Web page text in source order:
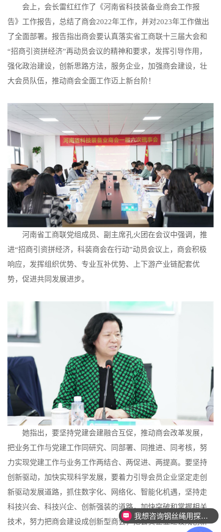
会上，会长雷红红作了《河南省科技装备业商会工作报
告》工作报告，总结了商会2022年工作，并对2023年工作做出
了全面部署。报告指出商会要认真落实省工商联十三届大会和
“招商引资拼经济”再动员会议的精神和要求，发挥引导作用，
强化政治建设，创新思路方法，服务企业，加强商会建设，壮
大会员队伍，推动商会全面工作迈上新台阶！
河南省工商联党组成员、副主席孔火团在会议中强调，推
进“招商引资拼经济，科装商会在行动”动员会议上，商会积极
响应，发挥组织优势、专业互补优势、上下游产业链配套优
势，促进共同发展进步。
她指出，要坚持党建会建融合互促，推动商会改革发展，
把业务工作与党建工作同研究、同部署、同推进、同考核，努
力实现党建工作与业务工作两结合、两促进、两提高。要坚持
创新驱动，加快实现科学发展，要着力引导会员企业坚定走创
新驱动发展道路，抓住数字化、网络化、智能化机遇，坚持走
科技兴会、科技兴企、创新强装的道路，加快突破和掌握相关
技术，努力把商会建设成创新型商会，把会员企业建设成创新
我想咨询钢丝绳用探伤设备。